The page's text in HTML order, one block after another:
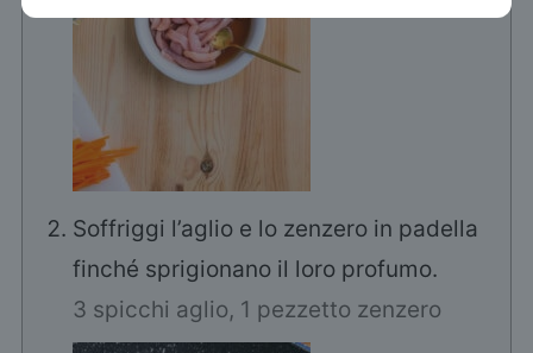
Soffriggi l’aglio e lo zenzero in padella
finché sprigionano il loro profumo.
3 spicchi aglio, 1 pezzetto zenzero